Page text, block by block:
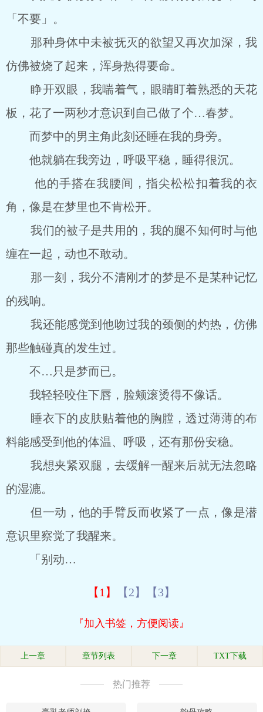
「不要」。
那种身体中未被抚灭的欲望又再次加深，我
仿佛被烧了起来，浑身热得要命。
睁开双眼，我喘着气，眼睛盯着熟悉的天花
板，花了一两秒才意识到自己做了个…春梦。
而梦中的男主角此刻还睡在我的身旁。
他就躺在我旁边，呼吸平稳，睡得很沉。
他的手搭在我腰间，指尖松松扣着我的衣
角，像是在梦里也不肯松开。
我们的被子是共用的，我的腿不知何时与他
缠在一起，动也不敢动。
那一刻，我分不清刚才的梦是不是某种记忆
的残响。
我还能感觉到他吻过我的颈侧的灼热，仿佛
那些触碰真的发生过。
不…只是梦而已。
我轻轻咬住下唇，脸颊滚烫得不像话。
睡衣下的皮肤贴着他的胸膛，透过薄薄的布
料能感受到他的体温、呼吸，还有那份安稳。
我想夹紧双腿，去缓解一醒来后就无法忽略
的湿漉。
但一动，他的手臂反而收紧了一点，像是潜
意识里察觉了我醒来。
「别动…
【1】 【2】 【3】
『加入书签，方便阅读』
上一章 章节列表 下一章 TXT下载
热门推荐